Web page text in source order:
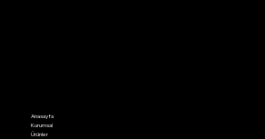
Anasayfa
Kurumsal
Ürünler